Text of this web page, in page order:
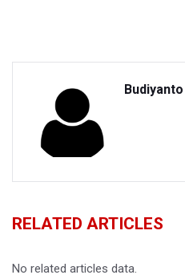
Budiyanto
RELATED ARTICLES
No related articles data.